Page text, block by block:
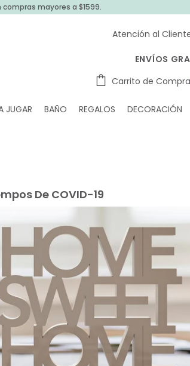
compras mayores a $1599.
Atención al
ENVÍOS
Carrito de Compra
JUGAR BAÑO REGALOS DECORACIÓN
De COVID-19